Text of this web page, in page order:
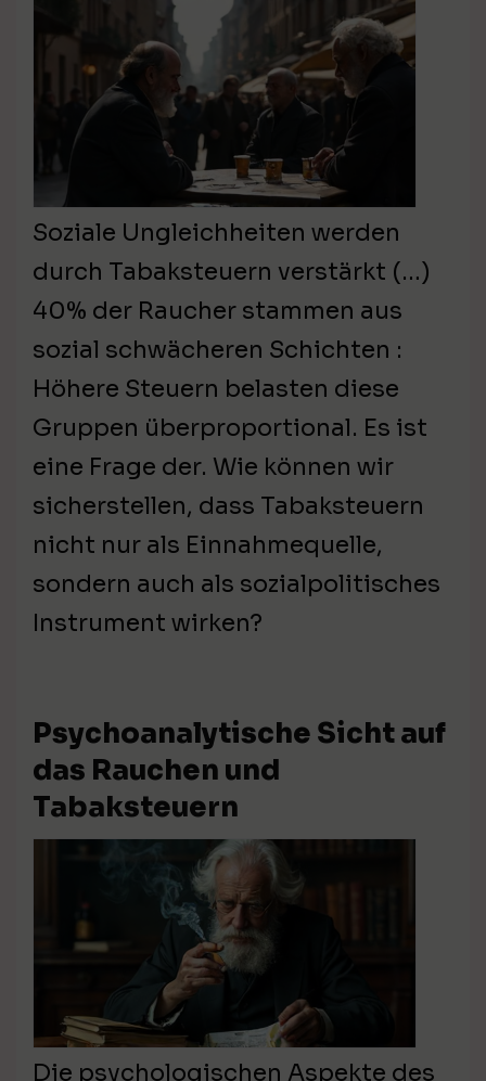
Soziale Ungleichheiten werden
durch Tabaksteuern verstärkt (…)
40% der Raucher stammen aus
sozial schwächeren Schichten :
Höhere Steuern belasten diese
Gruppen überproportional. Es ist
eine Frage der. Wie können wir
sicherstellen, dass Tabaksteuern
nicht nur als Einnahmequelle,
sondern auch als sozialpolitisches
Instrument wirken?
Psychoanalytische Sicht auf
das Rauchen und
Tabaksteuern
Die psychologischen Aspekte des